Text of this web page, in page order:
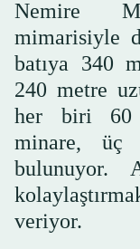
Nemire
mimarisiyle
batıya 340
240 metre
her biri 60
minare,
bulunuyor.
veriyor.